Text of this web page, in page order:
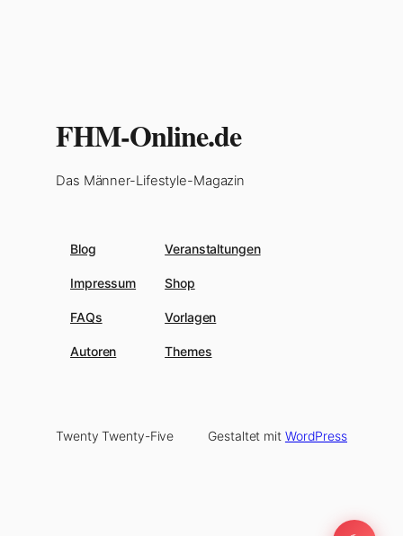
FHM-Online.de
Das Männer-Lifestyle-Magazin
Blog
Impressum
FAQs
Autoren
Veranstaltungen
Shop
Vorlagen
Themes
Twenty Twenty-Five Gestaltet mit WordPress